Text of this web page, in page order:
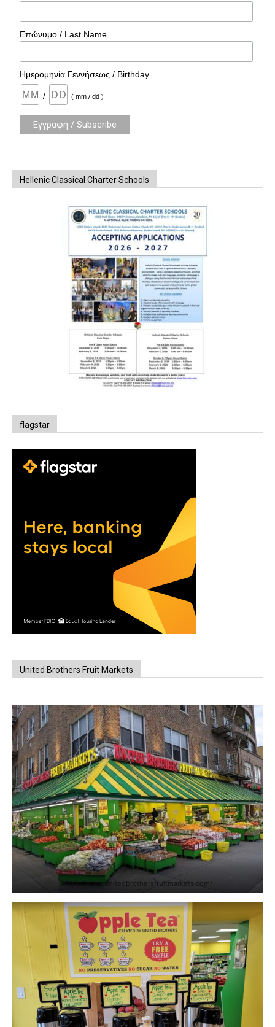
Επώνυμο / Last Name
Ημερομηνία Γεννήσεως / Birthday
/ ( mm / dd )
Hellenic Classical Charter Schools
flagstar
United Brothers Fruit Markets
https://www.unitedbrothersfruitmarkets.com/